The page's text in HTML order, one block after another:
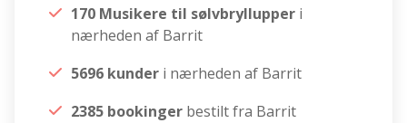
170 Musikere til sølvbryllupper i
nærheden af Barrit
5696 kunder i nærheden af Barrit
2385 bookinger bestilt fra Barrit